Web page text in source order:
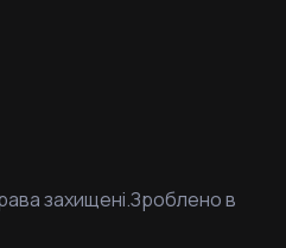
захищені.Зроблено в